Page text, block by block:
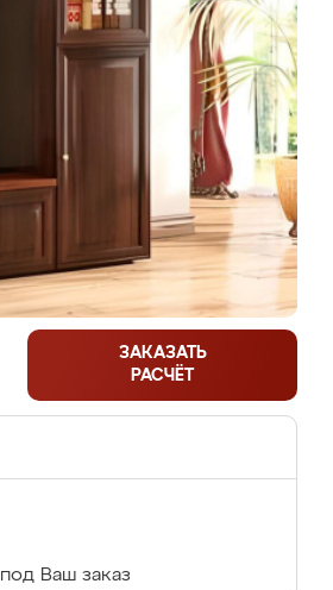
ЗАКАЗАТЬ
РАСЧЁТ
Ваш заказ